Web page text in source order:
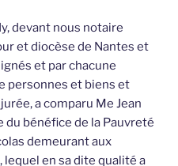
devant nous notaire
et diocèse de Nantes et
et par chacune
personnes et biens et
a comparu Me Jean
bénéfice de la Pauvreté
demeurant aux
lequel en sa dite qualité a